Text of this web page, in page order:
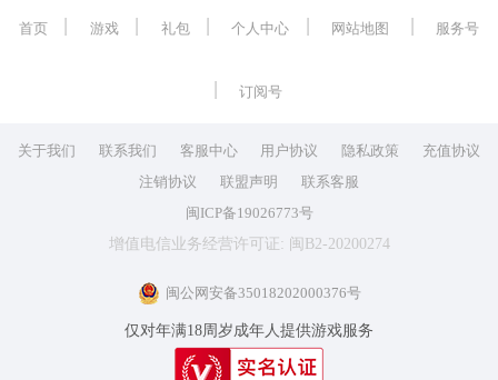
首页 游戏 礼包 个人中心 网站地图 服务号
订阅号
关于我们 联系我们 客服中心 用户协议 隐私政策
充值协议
注销协议
联盟声明
联系客服
闽ICP备19026773号
增值电信业务经营许可证: 闽B2-20200274
闽公网安备35018202000376号
仅对年满18周岁成年人提供游戏服务